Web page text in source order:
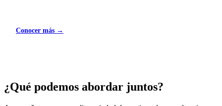
Conocer más →
¿Qué podemos abordar juntos?